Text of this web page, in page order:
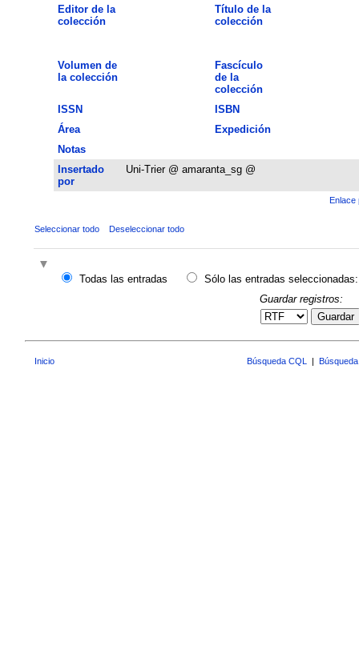
Editor de la
colección
Título de la
colección
Volumen de
la colección
Fascículo
de la
colección
ISSN
ISBN
Área
Expedición
Notas
Insertado
por
Uni-Trier @ amaranta_sg @
Enlace
Seleccionar todo Deseleccionar todo
Todas las entradas
Sólo las entradas seleccionadas:
Guardar registros:
Guardar
Inicio Búsqueda CQL